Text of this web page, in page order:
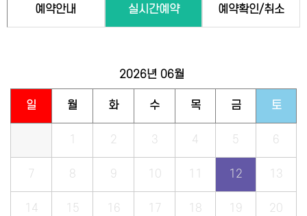
예약안내 실시간예약 예약확인/취소
2026년 06월
일 월 화 수 목 금 토
1 2 3 4 5 6
7 8 9 10 11 12 13
14 15 16 17 18 19 20